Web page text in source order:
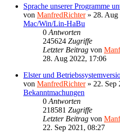
Sprache unserer Programme
von ManfredRichter» 28. Aug
Mac/Win/Lin-HaBu
0 Antworten
245624 Zugriffe
Letzter Beitrag von
28. Aug 2022, 17:06
Elster und
von ManfredRichter» 22. Sep
Bekanntmachungen
0 Antworten
218581 Zugriffe
Letzter Beitrag von
22. Sep 2021, 08:27